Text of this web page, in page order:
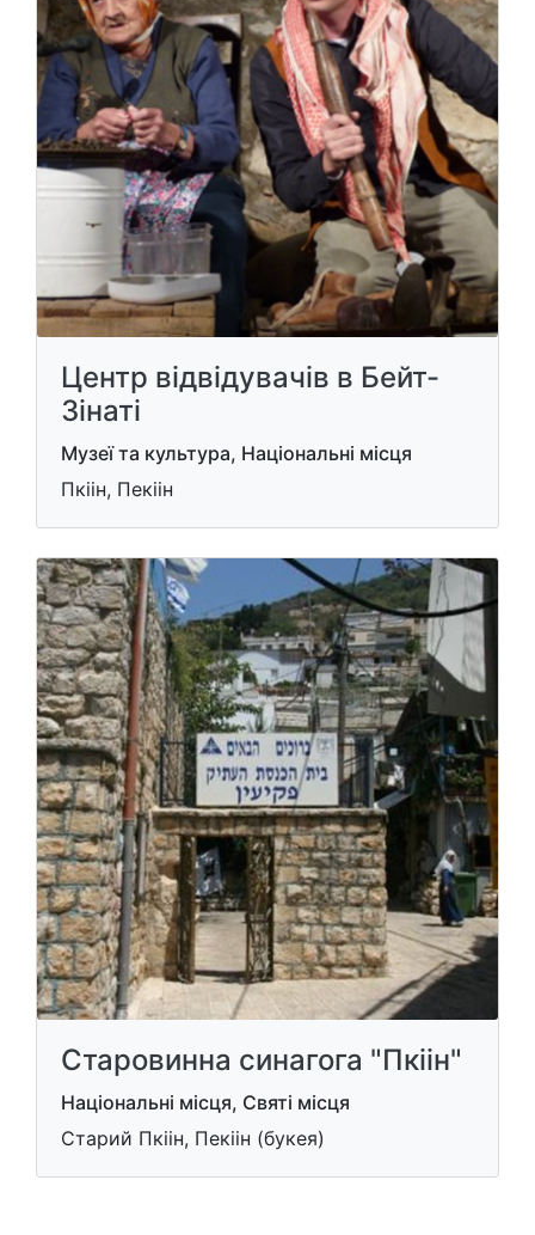
Центр відвідувачів в Бейт-
Зінаті
Музеї та культура, Національні місця
Пкіін, Пекіін
Старовинна синагога "Пкіін"
Національні місця, Святі місця
Старий Пкіін, Пекіін (букея)